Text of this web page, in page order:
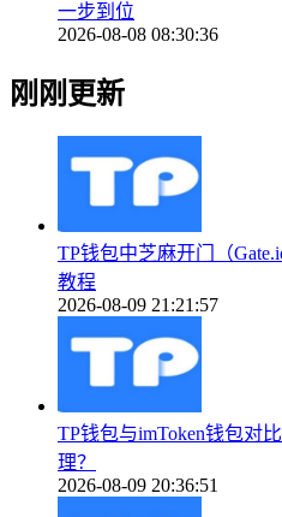
一步到位
2026-08-08 08:30:36
刚刚更新
TP钱包中芝麻开门（
教程
2026-08-09 21:21:57
TP钱包与imToken钱包对
理？
2026-08-09 20:36:51